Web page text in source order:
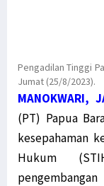
Pengadilan Tinggi
Jumat (25/8/2023).
MANOKWARI,
(PT) Papua
kesepahaman
Hukum